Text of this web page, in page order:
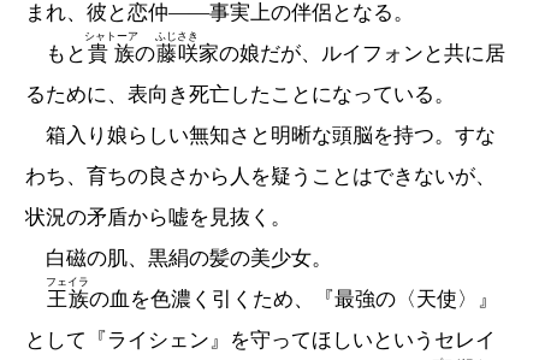
まれ、彼と恋仲――事実上の伴侶となる。
もと 貴族
シャトーア
の藤咲
ふじさき
家の娘だが、ルイフォンと共に居
るために、表向き死亡したことになっている。
箱入り娘らしい無知さと明晰な頭脳を持つ。すな
わち、育ちの良さから人を疑うことはできないが、
状況の矛盾から嘘を見抜く。
白磁の肌、黒絹の髪の美少女。
王族
フェイラ
の血を色濃く引くため、『最強の〈天使〉』
として『ライシェン』を守ってほしいというセレイ